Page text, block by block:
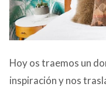
Hoy os traemos un
inspiración y nos